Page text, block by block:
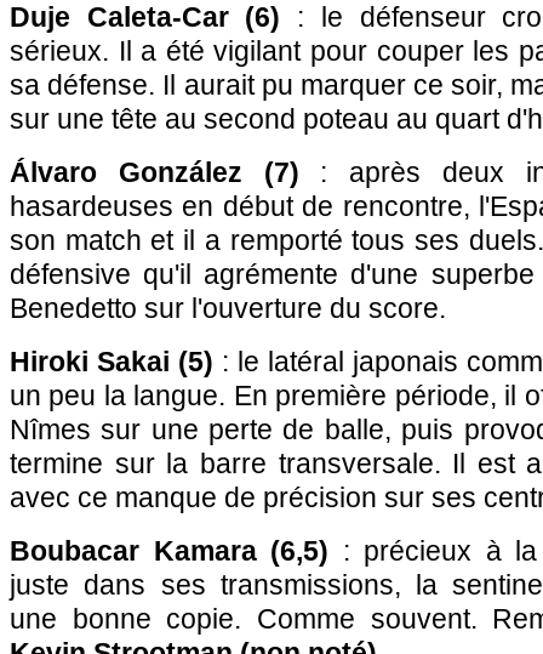
Duje Caleta-Car (6) : le défenseur
sérieux. Il a été vigilant pour couper les
sa défense. Il aurait pu marquer ce soir,
sur une tête au second poteau au quart
Álvaro González (7) : après deux
hasardeuses en début de rencontre,
son match et il a remporté tous ses
défensive qu'il agrémente d'une
Benedetto sur l'ouverture du score.
Hiroki Sakai (5) : le latéral japonais
un peu la langue. En première période, il
Nîmes sur une perte de balle, puis
termine sur la barre transversale. Il est
avec ce manque de précision sur ses
Boubacar Kamara (6,5) : précieux à
juste dans ses transmissions, la
une bonne copie. Comme souvent.